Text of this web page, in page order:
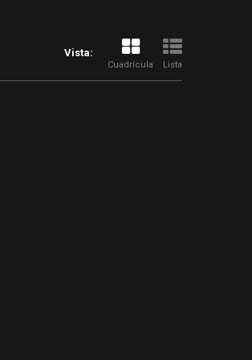
Vista:
Cuadrícula Lista